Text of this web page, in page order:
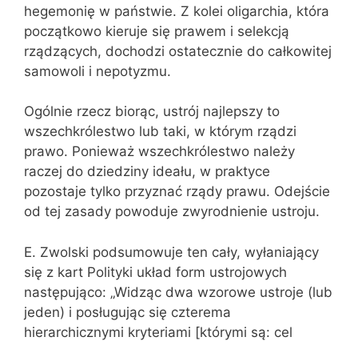
hegemonię w państwie. Z kolei oligarchia, która
początkowo kieruje się prawem i selekcją
rządzących, dochodzi ostatecznie do całkowitej
samowoli i nepotyzmu.
Ogólnie rzecz biorąc, ustrój najlepszy to
wszechkrólestwo lub taki, w którym rządzi
prawo. Ponieważ wszechkrólestwo należy
raczej do dziedziny ideału, w praktyce
pozostaje tylko przyznać rządy prawu. Odejście
od tej zasady powoduje zwyrodnienie ustroju.
E. Zwolski podsumowuje ten cały, wyłaniający
się z kart Polityki układ form ustrojowych
następująco: „Widząc dwa wzorowe ustroje (lub
jeden) i posługując się czterema
hierarchicznymi kryteriami [którymi są: cel